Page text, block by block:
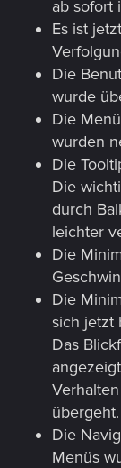
ab sofort
Es ist
Die
wurde
Die
wurden
Die
Die
durch
leichter
Die
Die
sich jetzt
Das
übergeht.
Die
Menüs